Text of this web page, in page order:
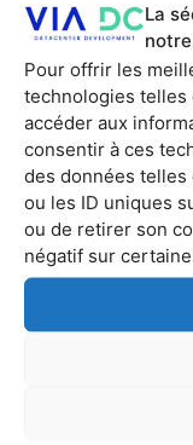
La
Pour offrir les
technologies telles
accéder aux
consentir à ces
des données
ou les ID uniques
ou de retirer son
négatif sur